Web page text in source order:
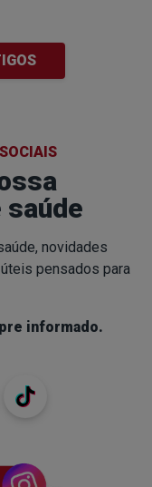
saúde
novidades
pensados para
informado.